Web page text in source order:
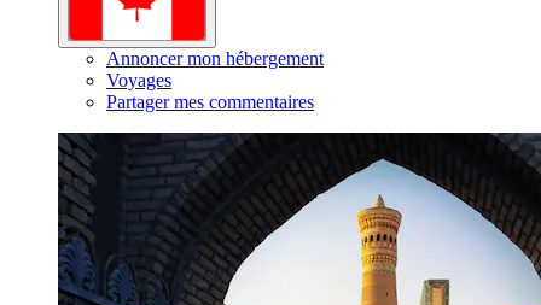
Annoncer mon hébergement
Voyages
Partager mes commentaires